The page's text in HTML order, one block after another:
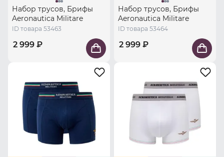
Набор трусов, Брифы
Aeronautica Militare
ID товара 53463
2 999 ₽
Набор трусов, Брифы
Aeronautica Militare
ID товара 53464
2 999 ₽